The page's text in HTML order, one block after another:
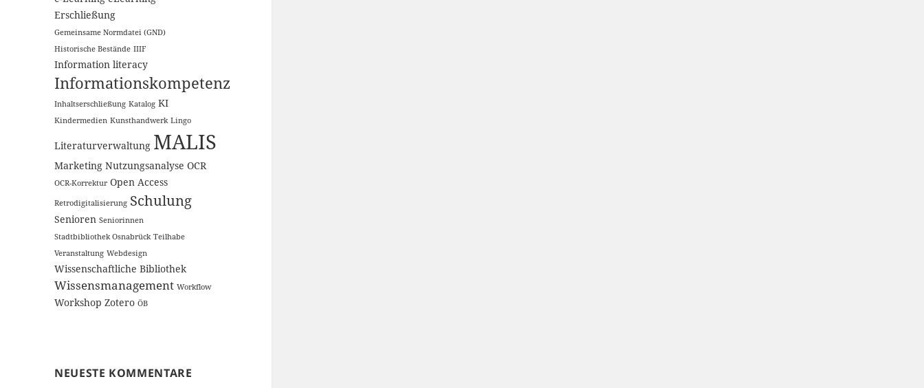
Erschließung
Gemeinsame Normdatei (GND)
Historische Bestände IIIF
Information literacy
Informationskompetenz
Inhaltserschließung Katalog KI
Kindermedien Kunsthandwerk Lingo
Literaturverwaltung MALIS
Marketing Nutzungsanalyse OCR
OCR-Korrektur Open Access
Retrodigitalisierung Schulung
Senioren Seniorinnen
Stadtbibliothek Osnabrück Teilhabe
Veranstaltung Webdesign
Wissenschaftliche Bibliothek
Wissensmanagement Workflow
Workshop Zotero ÖB
NEUESTE KOMMENTARE